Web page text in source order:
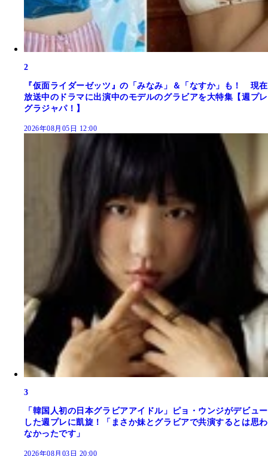
2
『仮面ライダーゼッツ』の「みなみ」＆「なすか」も！ 現在
放送中のドラマに出演中のモデルのグラビアを大特集【週プレ
グラジャパ！】
2026年08月05日 12:00
3
「韓国人初の日本グラビアアイドル」ピョ・ウンジがデビュー
した週プレに凱旋！「まさか妹とグラビアで共演するとは思わ
なかったです」
2026年08月03日 20:00